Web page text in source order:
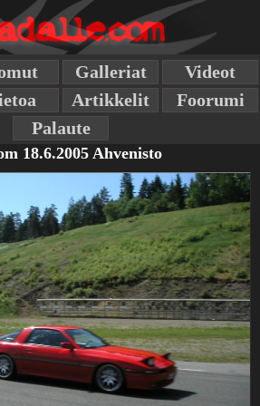
Galleriat
Videot
Artikkelit
Foorumi
Palaute
18.6.2005 Ahvenisto